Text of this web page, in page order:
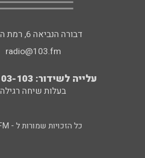
דבורה הנביאה 6, רמת השרון
radio@103.fm
עלייה לשידור: 0552-103-103
בעלות שיחה רגילה
כל הזכויות שמורות ל - 103FM